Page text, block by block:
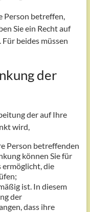
Person betreffen,
Sie ein Recht auf
beides müssen
der
der auf Ihre
wird,
Person betreffenden
können Sie für
ermöglicht, die
ist. In diesem
der
dass ihre